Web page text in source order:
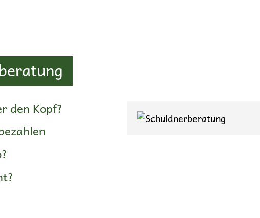
den Kopf?